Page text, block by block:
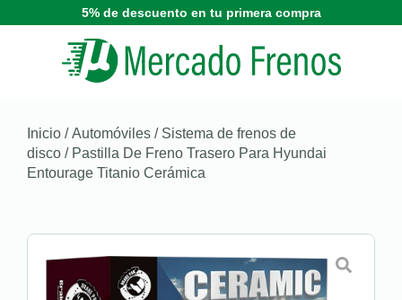
5% de descuento en tu primera compra
Inicio /Automóviles / Sistema de frenos de
disco / Pastilla De Freno Trasero Para Hyundai
Entourage Titanio Cerámica